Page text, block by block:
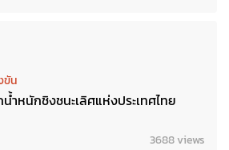
ขัน
ำหนักชิงชนะเลิศแห่งประเทศไทย
3688 views